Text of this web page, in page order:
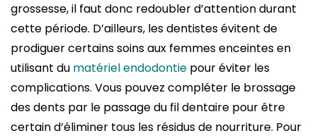
grossesse, il faut donc redoubler d’attention durant
cette période. D’ailleurs, les dentistes évitent de
prodiguer certains soins aux femmes enceintes en
utilisant du matériel endodontie pour éviter les
complications. Vous pouvez compléter le brossage
des dents par le passage du fil dentaire pour être
certain d’éliminer tous les résidus de nourriture. Pour